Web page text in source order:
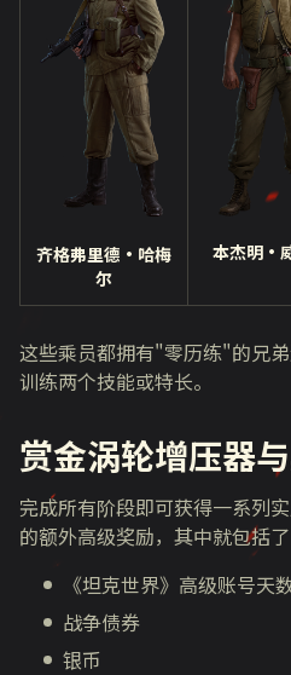
齐格弗里德·哈梅
尔
本杰明·
这些乘员都拥有"零历练"的兄
训练两个技能或特长。
赏金涡轮增压器
完成所有阶段即可获得一系列
的额外高级奖励，其中就包括了
《坦克世界》高级账号天
战争债券
银币